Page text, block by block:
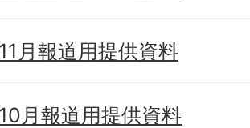
月報道用提供資料
月報道用提供資料